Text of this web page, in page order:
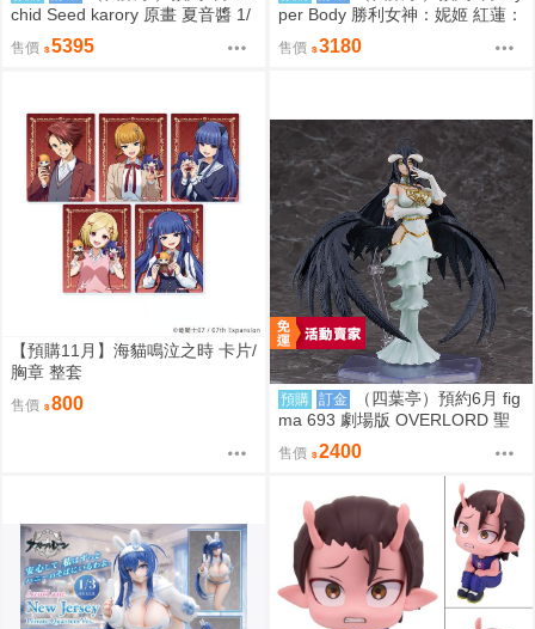
chid Seed karory 原畫 夏音醬 1/
6 PVC 0917
售價 5395
per Body 勝利女神：妮姬 紅蓮：
暗影 0917
售價 3180
【預購11月】海貓鳴泣之時 卡片/
胸章 整套
售價 800 預購 訂金
（四葉亭）預約6月 fig
ma 693 劇場版 OVERLORD 聖
王國篇 雅兒貝德 0917
售價 2400